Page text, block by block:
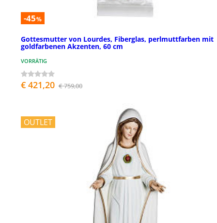
-45%
Gottesmutter von Lourdes, Fiberglas, perlmuttfarben mit
goldfarbenen Akzenten, 60 cm
VORRÄTIG
€ 421,20 € 759,00
OUTLET